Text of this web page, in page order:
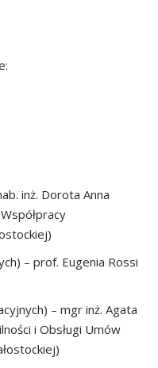
inż. Dorota Anna
– prof. Eugenia Rossi
– mgr inż. Agata
i Obsługi Umów